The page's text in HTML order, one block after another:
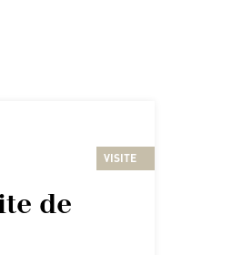
VISITE
de